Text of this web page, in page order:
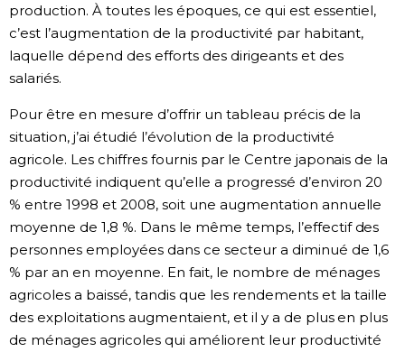
production. À toutes les époques, ce qui est essentiel,
c’est l’augmentation de la productivité par habitant,
laquelle dépend des efforts des dirigeants et des
salariés.
Pour être en mesure d’offrir un tableau précis de la
situation, j’ai étudié l’évolution de la productivité
agricole. Les chiffres fournis par le Centre japonais de la
productivité indiquent qu’elle a progressé d’environ 20
% entre 1998 et 2008, soit une augmentation annuelle
moyenne de 1,8 %. Dans le même temps, l’effectif des
personnes employées dans ce secteur a diminué de 1,6
% par an en moyenne. En fait, le nombre de ménages
agricoles a baissé, tandis que les rendements et la taille
des exploitations augmentaient, et il y a de plus en plus
de ménages agricoles qui améliorent leur productivité